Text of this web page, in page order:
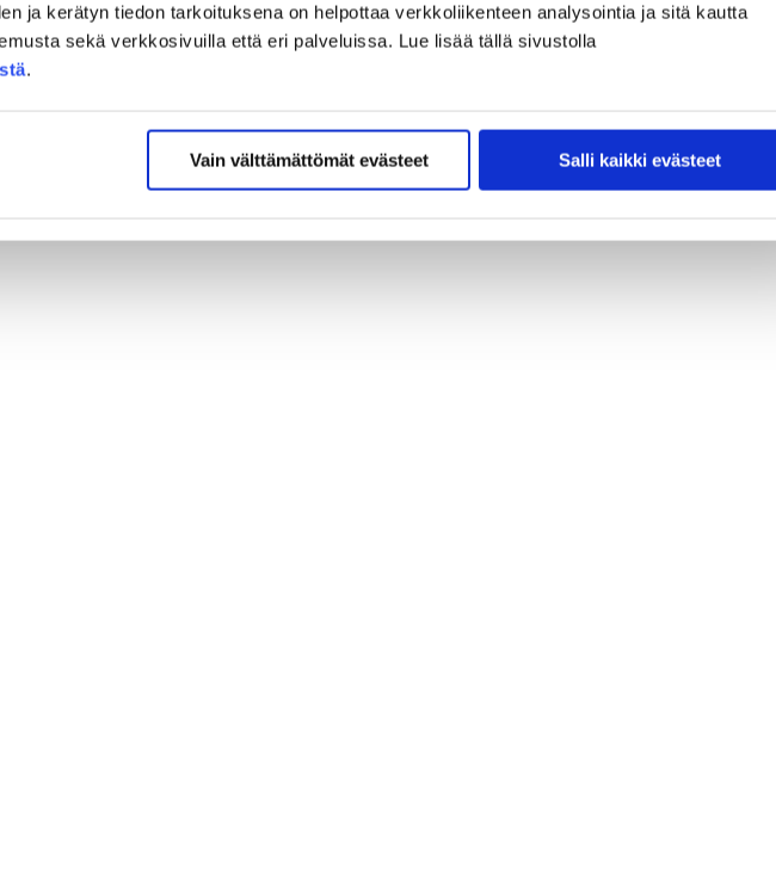
ja kerätyn tiedon tarkoituksena on helpottaa verkkoliikenteen analysointia ja sitä kautta
sekä verkkosivuilla että eri palveluissa. Lue lisää tällä sivustolla
.
Vain välttämättömät evästeet Salli kaikki evästeet